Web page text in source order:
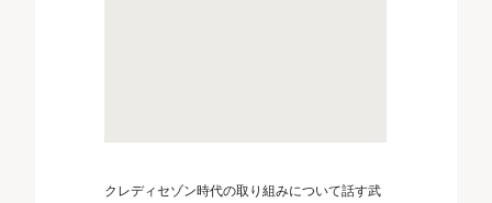
クレディセゾン時代の取り組みについて話す武